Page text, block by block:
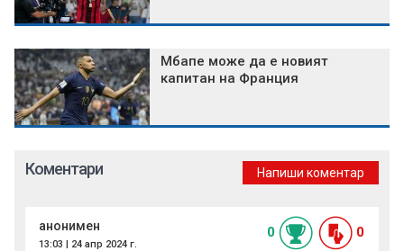
Мбапе може да е новият
капитан на Франция
Коментари Напиши коментар
анонимен
13:03 | 24 апр 2024 г.
0 0